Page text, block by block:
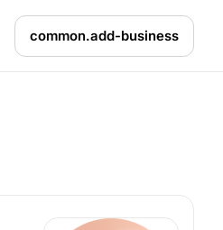
common.add-business